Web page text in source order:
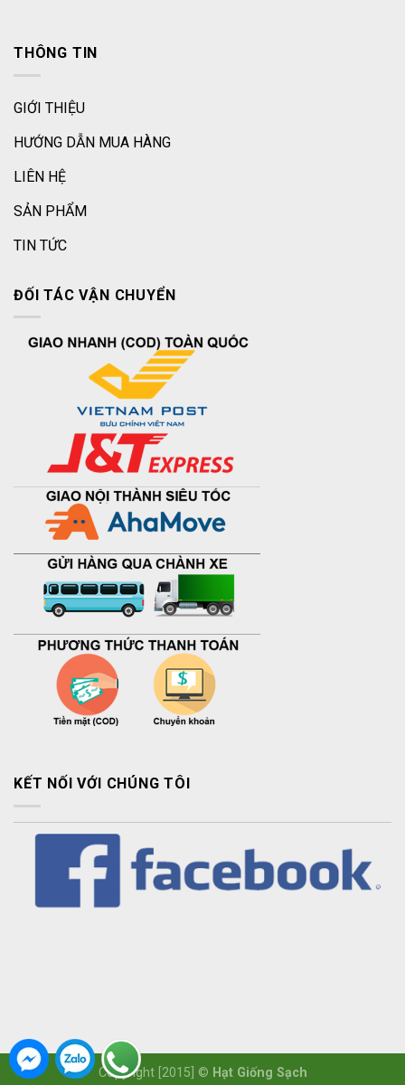
THÔNG TIN
GIỚI THIỆU
HƯỚNG DẪN MUA HÀNG
LIÊN HỆ
SẢN PHẨM
TIN TỨC
ĐỐI TÁC VẬN CHUYỂN
KẾT NỐI VỚI CHÚNG TÔI
Copyright [2015] © Hạt Giống Sạch